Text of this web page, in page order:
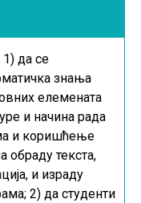
да се
знања
елемената
и начина рада
и коришћење
обраду текста,
и израду
2) да студенти